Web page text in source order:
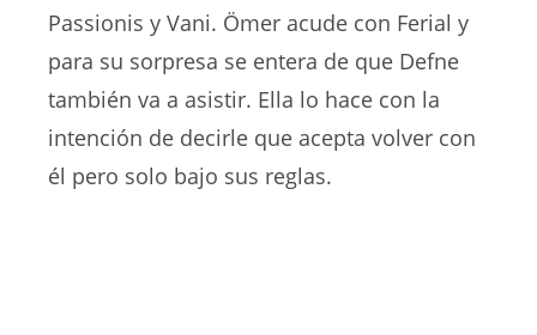
Passionis y Vani. Ömer acude con Ferial y
para su sorpresa se entera de que Defne
también va a asistir. Ella lo hace con la
intención de decirle que acepta volver con
él pero solo bajo sus reglas.